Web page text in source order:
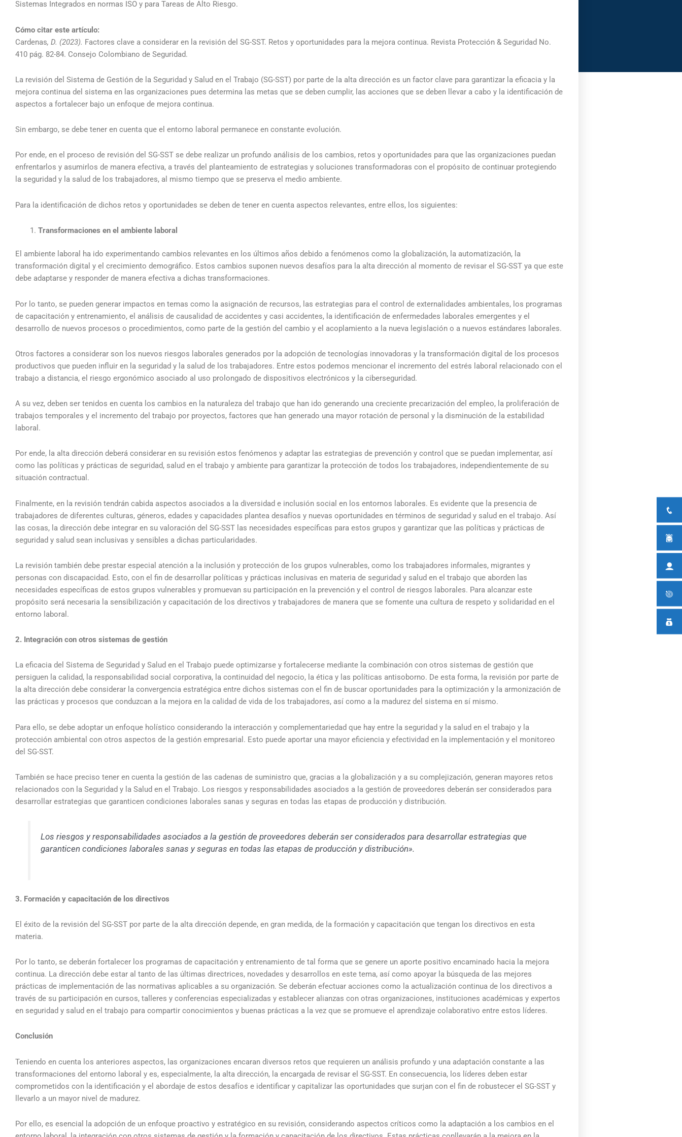
Sistemas Integrados en normas ISO y para Tareas de Alto Riesgo.
Cómo citar este artículo:
Cardenas, D. (2023). Factores clave a considerar en la revisión del SG-SST. Retos y oportunidades para la mejora continua. Revista Protección & Seguridad No.
410 pág. 82-84. Consejo Colombiano de Seguridad.
La revisión del Sistema de Gestión de la Seguridad y Salud en el Trabajo (SG-SST) por parte de la alta dirección es un factor clave para garantizar la eficacia y la
mejora continua del sistema en las organizaciones pues determina las metas que se deben cumplir, las acciones que se deben llevar a cabo y la identificación de
aspectos a fortalecer bajo un enfoque de mejora continua.
Sin embargo, se debe tener en cuenta que el entorno laboral permanece en constante evolución.
Por ende, en el proceso de revisión del SG-SST se debe realizar un profundo análisis de los cambios, retos y oportunidades para que las organizaciones puedan
enfrentarlos y asumirlos de manera efectiva, a través del planteamiento de estrategias y soluciones transformadoras con el propósito de continuar protegiendo
la seguridad y la salud de los trabajadores, al mismo tiempo que se preserva el medio ambiente.
Para la identificación de dichos retos y oportunidades se deben de tener en cuenta aspectos relevantes, entre ellos, los siguientes:
Transformaciones en el ambiente laboral
El ambiente laboral ha ido experimentando cambios relevantes en los últimos años debido a fenómenos como la globalización, la automatización, la
transformación digital y el crecimiento demográfico. Estos cambios suponen nuevos desafíos para la alta dirección al momento de revisar el SG-SST ya que este
debe adaptarse y responder de manera efectiva a dichas transformaciones.
Por lo tanto, se pueden generar impactos en temas como la asignación de recursos, las estrategias para el control de externalidades ambientales, los programas
de capacitación y entrenamiento, el análisis de causalidad de accidentes y casi accidentes, la identificación de enfermedades laborales emergentes y el
desarrollo de nuevos procesos o procedimientos, como parte de la gestión del cambio y el acoplamiento a la nueva legislación o a nuevos estándares laborales.
Otros factores a considerar son los nuevos riesgos laborales generados por la adopción de tecnologías innovadoras y la transformación digital de los procesos
productivos que pueden influir en la seguridad y la salud de los trabajadores. Entre estos podemos mencionar el incremento del estrés laboral relacionado con el
trabajo a distancia, el riesgo ergonómico asociado al uso prolongado de dispositivos electrónicos y la ciberseguridad.
A su vez, deben ser tenidos en cuenta los cambios en la naturaleza del trabajo que han ido generando una creciente precarización del empleo, la proliferación de
trabajos temporales y el incremento del trabajo por proyectos, factores que han generado una mayor rotación de personal y la disminución de la estabilidad
laboral.
Por ende, la alta dirección deberá considerar en su revisión estos fenómenos y adaptar las estrategias de prevención y control que se puedan implementar, así
como las políticas y prácticas de seguridad, salud en el trabajo y ambiente para garantizar la protección de todos los trabajadores, independientemente de su
situación contractual.
Finalmente, en la revisión tendrán cabida aspectos asociados a la diversidad e inclusión social en los entornos laborales. Es evidente que la presencia de
trabajadores de diferentes culturas, géneros, edades y capacidades plantea desafíos y nuevas oportunidades en términos de seguridad y salud en el trabajo. Así
las cosas, la dirección debe integrar en su valoración del SG-SST las necesidades específicas para estos grupos y garantizar que las políticas y prácticas de
seguridad y salud sean inclusivas y sensibles a dichas particularidades.
La revisión también debe prestar especial atención a la inclusión y protección de los grupos vulnerables, como los trabajadores informales, migrantes y
personas con discapacidad. Esto, con el fin de desarrollar políticas y prácticas inclusivas en materia de seguridad y salud en el trabajo que aborden las
necesidades específicas de estos grupos vulnerables y promuevan su participación en la prevención y el control de riesgos laborales. Para alcanzar este
propósito será necesaria la sensibilización y capacitación de los directivos y trabajadores de manera que se fomente una cultura de respeto y solidaridad en el
entorno laboral.
2. Integración con otros sistemas de gestión
La eficacia del Sistema de Seguridad y Salud en el Trabajo puede optimizarse y fortalecerse mediante la combinación con otros sistemas de gestión que
persiguen la calidad, la responsabilidad social corporativa, la continuidad del negocio, la ética y las políticas antisoborno. De esta forma, la revisión por parte de
la alta dirección debe considerar la convergencia estratégica entre dichos sistemas con el fin de buscar oportunidades para la optimización y la armonización de
las prácticas y procesos que conduzcan a la mejora en la calidad de vida de los trabajadores, así como a la madurez del sistema en sí mismo.
Para ello, se debe adoptar un enfoque holístico considerando la interacción y complementariedad que hay entre la seguridad y la salud en el trabajo y la
protección ambiental con otros aspectos de la gestión empresarial. Esto puede aportar una mayor eficiencia y efectividad en la implementación y el monitoreo
del SG-SST.
También se hace preciso tener en cuenta la gestión de las cadenas de suministro que, gracias a la globalización y a su complejización, generan mayores retos
relacionados con la Seguridad y la Salud en el Trabajo. Los riesgos y responsabilidades asociados a la gestión de proveedores deberán ser considerados para
desarrollar estrategias que garanticen condiciones laborales sanas y seguras en todas las etapas de producción y distribución.
Los riesgos y responsabilidades asociados a la gestión de proveedores deberán ser considerados para desarrollar estrategias que
garanticen condiciones laborales sanas y seguras en todas las etapas de producción y distribución».
3. Formación y capacitación de los directivos
El éxito de la revisión del SG-SST por parte de la alta dirección depende, en gran medida, de la formación y capacitación que tengan los directivos en esta
materia.
Por lo tanto, se deberán fortalecer los programas de capacitación y entrenamiento de tal forma que se genere un aporte positivo encaminado hacia la mejora
continua. La dirección debe estar al tanto de las últimas directrices, novedades y desarrollos en este tema, así como apoyar la búsqueda de las mejores
prácticas de implementación de las normativas aplicables a su organización. Se deberán efectuar acciones como la actualización continua de los directivos a
través de su participación en cursos, talleres y conferencias especializadas y establecer alianzas con otras organizaciones, instituciones académicas y expertos
en seguridad y salud en el trabajo para compartir conocimientos y buenas prácticas a la vez que se promueve el aprendizaje colaborativo entre estos líderes.
Conclusión
Teniendo en cuenta los anteriores aspectos, las organizaciones encaran diversos retos que requieren un análisis profundo y una adaptación constante a las
transformaciones del entorno laboral y es, especialmente, la alta dirección, la encargada de revisar el SG-SST. En consecuencia, los líderes deben estar
comprometidos con la identificación y el abordaje de estos desafíos e identificar y capitalizar las oportunidades que surjan con el fin de robustecer el SG-SST y
llevarlo a un mayor nivel de madurez.
Por ello, es esencial la adopción de un enfoque proactivo y estratégico en su revisión, considerando aspectos críticos como la adaptación a los cambios en el